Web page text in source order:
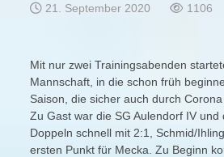
21. September 2020 1106
Mit nur zwei Trainingsabenden
Mannschaft, in die schon früh
Saison, die sicher auch durch
Zu Gast war die SG Aulendorf IV
Doppeln schnell mit 2:1, Schmid/
ersten Punkt für Mecka. Zu Beginn